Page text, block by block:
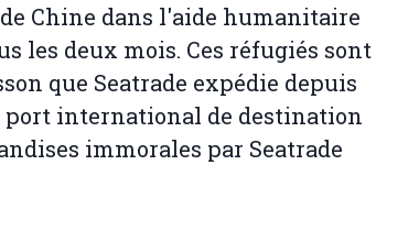
Chine dans l'aide humanitaire
les deux mois. Ces réfugiés sont
que Seatrade expédie depuis
port international de destination
immorales par Seatrade